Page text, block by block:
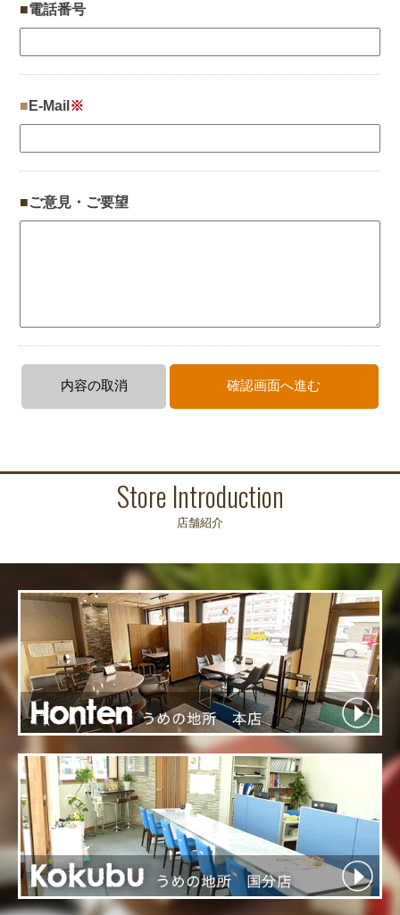
電話番号
E-Mail ※
ご意見・ご要望
Store Introduction
店舗紹介